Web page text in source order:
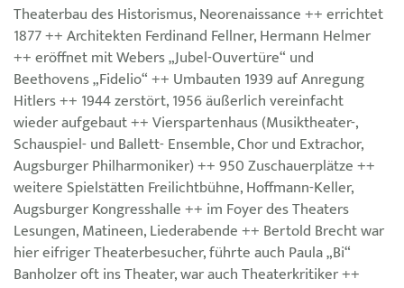
Theaterbau des Historismus, Neorenaissance ++ errichtet
1877 ++ Architekten Ferdinand Fellner, Hermann Helmer
++ eröffnet mit Webers „Jubel-Ouvertüre“ und
Beethovens „Fidelio“ ++ Umbauten 1939 auf Anregung
Hitlers ++ 1944 zerstört, 1956 äußerlich vereinfacht
wieder aufgebaut ++ Vierspartenhaus (Musiktheater-,
Schauspiel- und Ballett- Ensemble, Chor und Extrachor,
Augsburger Philharmoniker) ++ 950 Zuschauerplätze ++
weitere Spielstätten Freilichtbühne, Hoffmann-Keller,
Augsburger Kongresshalle ++ im Foyer des Theaters
Lesungen, Matineen, Liederabende ++ Bertold Brecht war
hier eifriger Theaterbesucher, führte auch Paula „Bi“
Banholzer oft ins Theater, war auch Theaterkritiker ++